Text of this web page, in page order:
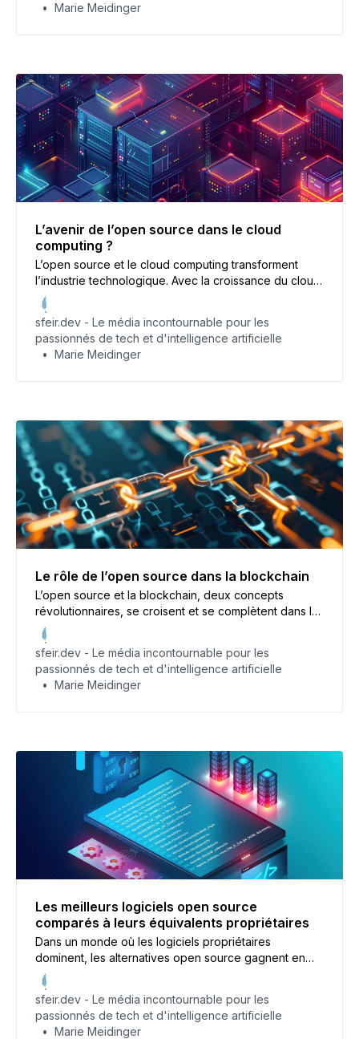
source.
Marie Meidinger
L’avenir de l’open source dans le cloud
computing ?
L’open source et le cloud computing transforment
l’industrie technologique. Avec la croissance du cloud,
quel rôle l’open source jouera-t-il ? Cet article
examine les tendances, opportunités et défis de
l’open source dans le cloud, soulignant son impact sur
l’avenir technologique.
sfeir.dev - Le média incontournable pour les
passionnés de tech et d'intelligence artificielle
Marie Meidinger
Le rôle de l’open source dans la blockchain
L’open source et la blockchain, deux concepts
révolutionnaires, se croisent et se complètent dans le
monde technologique actuel. Mais quel est le
véritable rôle de l’open source dans l’univers de la
blockchain ? Cet article explore les synergies et les
défis de cette alliance prometteuse.
sfeir.dev - Le média incontournable pour les
passionnés de tech et d'intelligence artificielle
Marie Meidinger
Les meilleurs logiciels open source
comparés à leurs équivalents propriétaires
Dans un monde où les logiciels propriétaires
dominent, les alternatives open source gagnent en
popularité. Mais comment se comparent-elles vraiment
? Cet article explore les meilleurs logiciels open
source face à leurs équivalents propriétaires, en
analysant leurs avantages et inconvénients.
sfeir.dev - Le média incontournable pour les
passionnés de tech et d'intelligence artificielle
Marie Meidinger